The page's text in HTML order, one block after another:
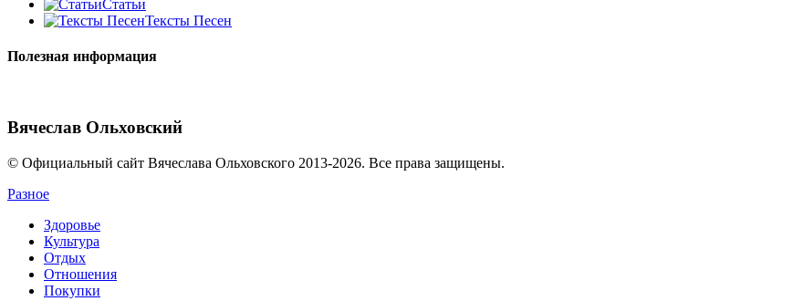
Статьи
Тексты Песен
Полезная информация
Вячеслав Ольховский
© Официальный сайт Вячеслава Ольховского 2013-2026. Все права защищены.
Разное
Здоровье
Культура
Отдых
Отношения
Покупки